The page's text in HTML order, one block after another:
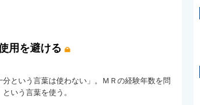
用を避ける
という言葉は使わない」。ＭＲの経験年数を問
いう言葉を使う。